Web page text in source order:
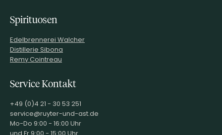
Spirituosen
Edelbrennerei Walcher
Distillerie Sibona
Remy Cointreau
Service Kontakt
+49 (0)4 21 - 30 53 251
service@ruyter-und-ast.de
Mo-Do 9:00 - 16:00 Uhr
und Fr 9:00 - 15:00 Uhr